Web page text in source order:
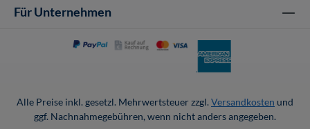
Für Unternehmen
Alle Preise inkl. gesetzl. Mehrwertsteuer zzgl. Versandkosten und
ggf. Nachnahmegebühren, wenn nicht anders angegeben.